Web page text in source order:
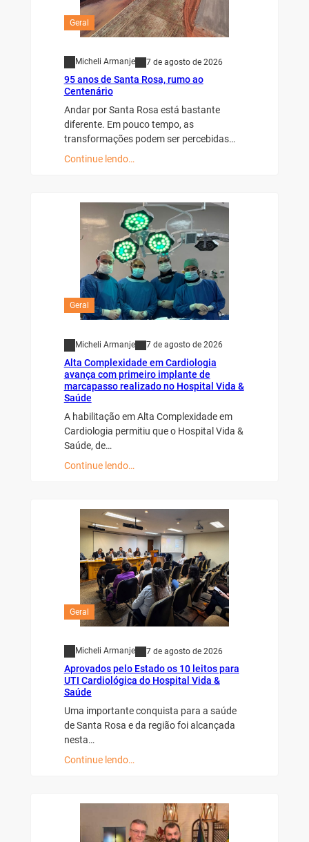
Geral
Micheli Armanje 7 de agosto de 2026
95 anos de Santa Rosa, rumo ao
Centenário
Andar por Santa Rosa está bastante
diferente. Em pouco tempo, as
transformações podem ser percebidas…
Continue lendo…
Geral
Micheli Armanje 7 de agosto de 2026
Alta Complexidade em Cardiologia
avança com primeiro implante de
marcapasso realizado no Hospital Vida &
Saúde
A habilitação em Alta Complexidade em
Cardiologia permitiu que o Hospital Vida &
Saúde, de…
Continue lendo…
Geral
Micheli Armanje 7 de agosto de 2026
Aprovados pelo Estado os 10 leitos para
UTI Cardiológica do Hospital Vida &
Saúde
Uma importante conquista para a saúde
de Santa Rosa e da região foi alcançada
nesta…
Continue lendo…